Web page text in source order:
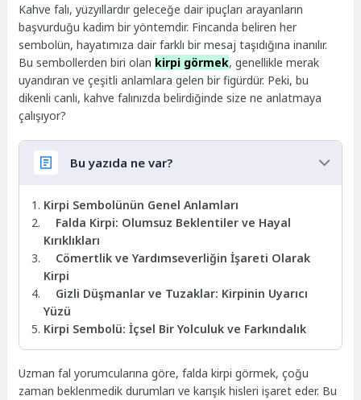
Kahve falı, yüzyıllardır geleceğe dair ipuçları arayanların
başvurduğu kadim bir yöntemdir. Fincanda beliren her
sembolün, hayatımıza dair farklı bir mesaj taşıdığına inanılır.
Bu sembollerden biri olan kirpi görmek, genellikle merak
uyandıran ve çeşitli anlamlara gelen bir figürdür. Peki, bu
dikenli canlı, kahve falınızda belirdiğinde size ne anlatmaya
çalışıyor?
Bu yazıda ne var?
Kirpi Sembolünün Genel Anlamları
Falda Kirpi: Olumsuz Beklentiler ve Hayal
Kırıklıkları
Cömertlik ve Yardımseverliğin İşareti Olarak
Kirpi
Gizli Düşmanlar ve Tuzaklar: Kirpinin Uyarıcı
Yüzü
Kirpi Sembolü: İçsel Bir Yolculuk ve Farkındalık
Uzman fal yorumcularına göre, falda kirpi görmek, çoğu
zaman beklenmedik durumları ve karışık hisleri işaret eder. Bu